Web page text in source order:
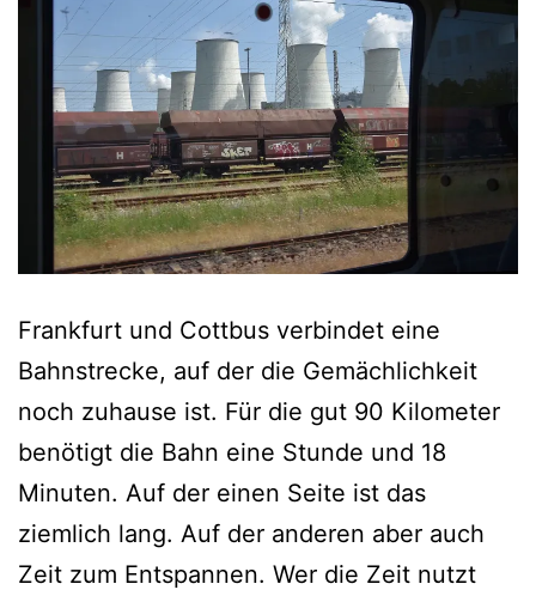
Frankfurt und Cottbus verbindet eine
Bahnstrecke, auf der die Gemächlichkeit
noch zuhause ist. Für die gut 90 Kilometer
benötigt die Bahn eine Stunde und 18
Minuten. Auf der einen Seite ist das
ziemlich lang. Auf der anderen aber auch
Zeit zum Entspannen. Wer die Zeit nutzt